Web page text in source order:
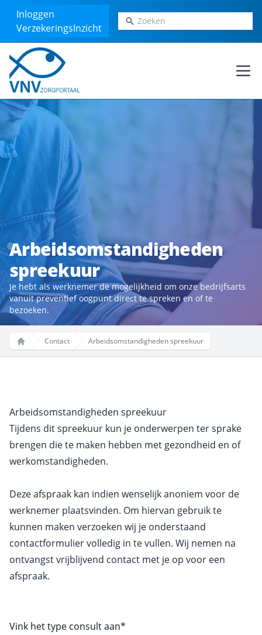
Inloggen
VerzekeringsInzicht
Zoeken
Arbeidsomstandigheden
spreekuur
Je hebt als werknemer de mogelijkheid om onze bedrijfsarts
vanuit preventief oogpunt direct te spreken en of te
bezoeken.
Home
Contact Arbeidsomstandigheden spreekuur
Arbeidsomstandigheden spreekuur
Tijdens dit spreekuur kun je onderwerpen ter sprake
brengen die te maken hebben met gezondheid en of
werkomstandigheden.
Deze afspraak kan indien wenselijk anoniem voor de
werknemer plaatsvinden. Om hiervan gebruik te
kunnen maken verzoeken wij je onderstaand
contactformulier volledig in te vullen. Wij nemen na
ontvangst vrijblijvend contact met je op voor een
afspraak.
Vink het type consult aan*